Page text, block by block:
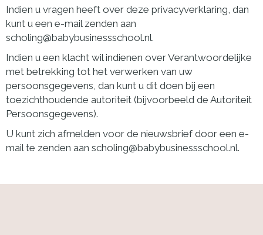
Indien u vragen heeft over deze privacyverklaring, dan
kunt u een e-mail zenden aan
scholing@babybusinessschool.nl.
Indien u een klacht wil indienen over Verantwoordelijke
met betrekking tot het verwerken van uw
persoonsgegevens, dan kunt u dit doen bij een
toezichthoudende autoriteit (bijvoorbeeld de Autoriteit
Persoonsgegevens).
U kunt zich afmelden voor de nieuwsbrief door een e-
mail te zenden aan scholing@babybusinessschool.nl.